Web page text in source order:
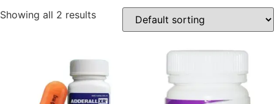
Showing all 2 results